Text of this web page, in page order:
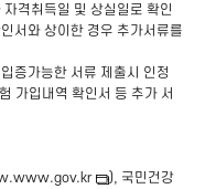
격취득일 및 상실일로 확인
서와 상이한 경우 추가서류를
증가능한 서류 제출시 인정
가입내역 확인서 등 추가 서
www.gov.kr
), 국민건강